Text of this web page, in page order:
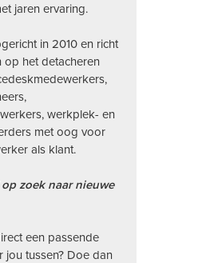
jaren ervaring.
in 2010 en richt
op het detacheren
werkplek- en
met oog voor
als klant.
zoek naar nieuwe
een passende
jou tussen? Doe dan